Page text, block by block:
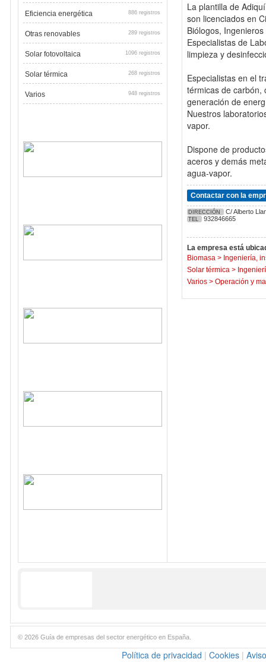
Eficiencia energética 886 registros
Otras renovables 289 registros
Solar fotovoltaica 1096 registros
Solar térmica 268 registros
Varios 948 registros
La plantilla de
son licenciados en
Biólogos,
Especialistas de
limpieza y
Especialistas en el
térmicas de carbón,
generación de
Nuestros
vapor.
Dispone de
aceros y demás
agua-vapor.
Contactar con la
DIRECCIÓN C/ Alberto
TEL 932846665
La empresa está
Biomasa > Ingeniería,
Solar térmica >
Varios > Operación y
© 2026 Guía de empresas del sector energético en España.
Política de privacidad | Cookies |